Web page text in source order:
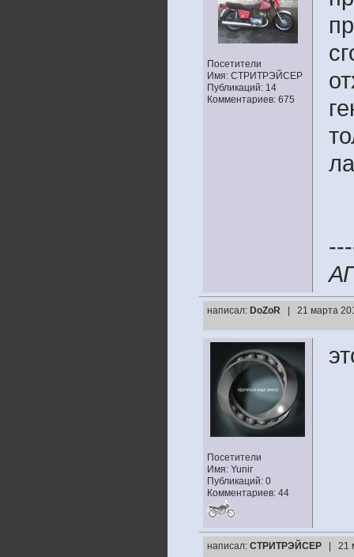
Посетители
Имя: СТРИТРЭЙСЕР
Публикаций: 14
Комментариев: 675
написал: DoZoR | 21 марта
Посетители
Имя: Yunir
Публикаций: 0
Комментариев: 44
написал: СТРИТРЭЙСЕР | 21